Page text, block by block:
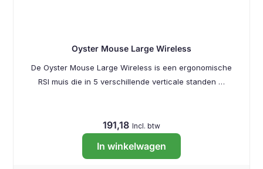
Oyster Mouse Large Wireless
De Oyster Mouse Large Wireless is een ergonomische
RSI muis die in 5 verschillende verticale standen …
191,18 Incl. btw
In winkelwagen